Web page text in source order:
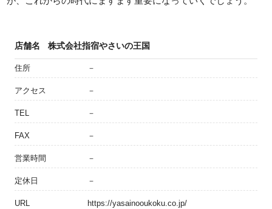
店舗名 株式会社指宿やさいの王国
住所 －
アクセス －
TEL －
FAX －
営業時間 －
定休日 －
URL https://yasainooukoku.co.jp/